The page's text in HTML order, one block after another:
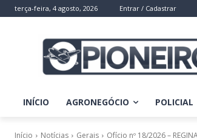
terça-feira, 4 agosto, 2026 Entrar / Cadastrar
INÍCIO AGRONEGÓCIO POLICIAL
Início Notícias Gerais Ofício nº 18/2026 –